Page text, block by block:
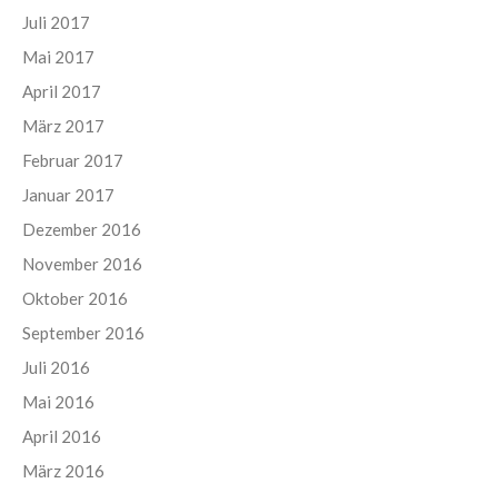
Juli 2017
Mai 2017
April 2017
März 2017
Februar 2017
Januar 2017
Dezember 2016
November 2016
Oktober 2016
September 2016
Juli 2016
Mai 2016
April 2016
März 2016